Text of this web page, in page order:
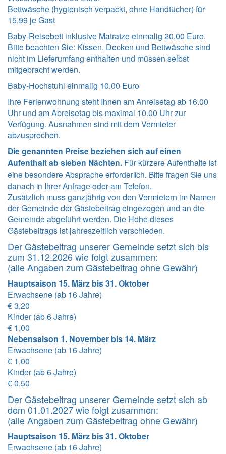
Bettwäsche (hygienisch verpackt, ohne Handtücher) für
15,99 je Gast
Baby-Reisebett inklusive Matratze einmalig 20,00 Euro.
Bitte beachten Sie: Kissen, Decken und Bettwäsche sind
nicht im Lieferumfang enthalten und müssen selbst
mitgebracht werden.
Baby-Hochstuhl einmalig 10,00 Euro
Ihre Ferienwohnung steht Ihnen am Anreisetag ab 16.00
Uhr und am Abreisetag bis maximal 10.00 Uhr zur
Verfügung. Ausnahmen sind mit dem Vermieter
abzusprechen.
Die genannten Preise beziehen sich auf einen
Aufenthalt ab sieben Nächten. Für kürzere Aufenthalte ist
eine besondere Absprache erforderlich. Bitte fragen Sie uns
danach in Ihrer Anfrage oder am Telefon.
Zusätzlich muss ganzjährig von den Vermietern im Namen
der Gemeinde der Gästebeitrag eingezogen und an die
Gemeinde abgeführt werden. Die Höhe dieses
Gästebeitrags ist jahreszeitlich verschieden.
Der Gästebeitrag unserer Gemeinde setzt sich bis
zum 31.12.2026 wie folgt zusammen:
(alle Angaben zum Gästebeitrag ohne Gewähr)
Hauptsaison 15. März bis 31. Oktober
Erwachsene (ab 16 Jahre)
€ 3,20
Kinder (ab 6 Jahre)
€ 1,00
Nebensaison 1. November bis 14. März
Erwachsene (ab 16 Jahre)
€ 1,00
Kinder (ab 6 Jahre)
€ 0,50
Der Gästebeitrag unserer Gemeinde setzt sich ab
dem 01.01.2027 wie folgt zusammen:
(alle Angaben zum Gästebeitrag ohne Gewähr)
Hauptsaison 15. März bis 31. Oktober
Erwachsene (ab 16 Jahre)